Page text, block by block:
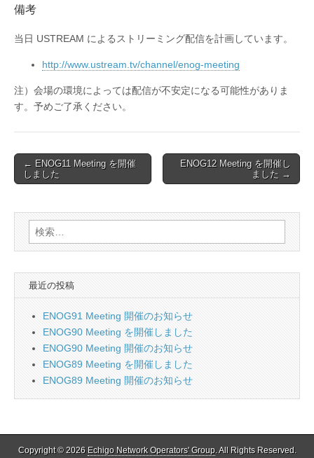
備考
当日 USTREAM によるストリーミング配信を計画しています。
http://www.ustream.tv/channel/enog-meeting
注）会場の環境によっては配信が不安定になる可能性がありま
す。予めご了承ください。
Post
navigation
← ENOG11 Meeting を開催
しました
ENOG12 Meeting を開催し
ました →
検
索:
最近の投稿
ENOG91 Meeting 開催のお知らせ
ENOG90 Meeting を開催しました
ENOG90 Meeting 開催のお知らせ
ENOG89 Meeting を開催しました
ENOG89 Meeting 開催のお知らせ
Copyright © 2026 Echigo Network Operators' Group. All Rights Reserved.